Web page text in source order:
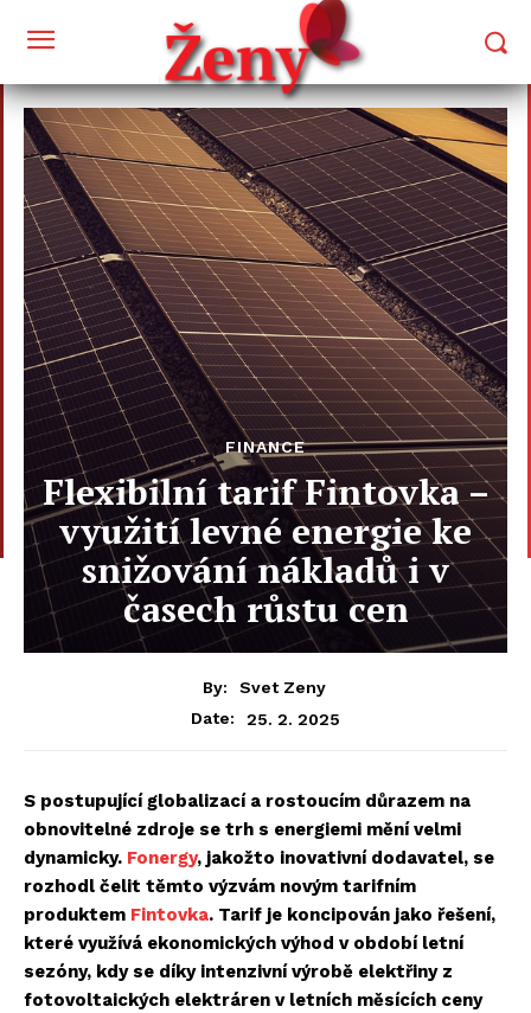
FINANCE
Flexibilní tarif Fintovka –
využití levné energie ke
snižování nákladů i v
časech růstu cen
By:
Svet Zeny
Date:
25. 2. 2025
S postupující globalizací a rostoucím důrazem na
obnovitelné zdroje se trh s energiemi mění velmi
dynamicky. Fonergy, jakožto inovativní dodavatel, se
rozhodl čelit těmto výzvám novým tarifním
produktem Fintovka. Tarif je koncipován jako řešení,
které využívá ekonomických výhod v období letní
sezóny, kdy se díky intenzivní výrobě elektřiny z
fotovoltaických elektráren v letních měsících ceny